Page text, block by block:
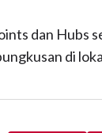
dan Hubs
di